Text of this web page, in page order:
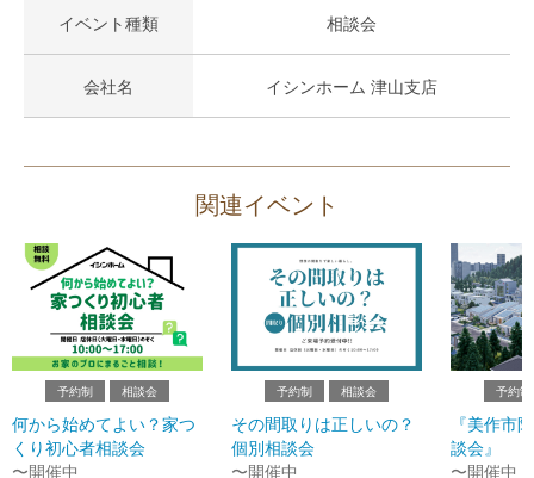
イベント種類 相談会
会社名 イシンホーム 津山支店
関連イベント
予約制 相談会
何から始めてよい？家つ
くり初心者相談会
〜開催中
予約制 相談会
その間取りは正しいの？
個別相談会
〜開催中
予約制
『美作市
談会』
〜開催中